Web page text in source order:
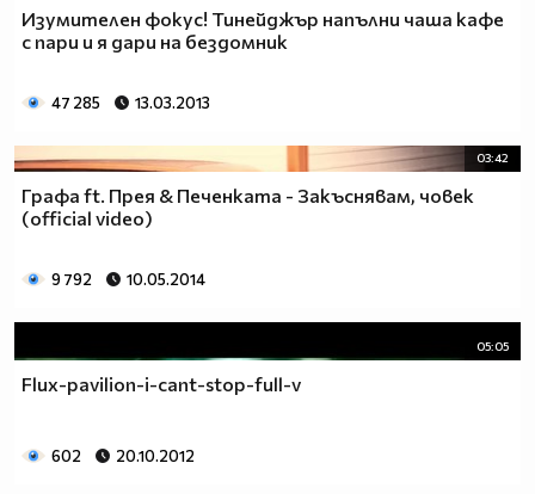
Изумителен фокус! Тинейджър напълни чаша кафе
с пари и я дари на бездомник
47 285 13.03.2013
03:42
Графа ft. Прея & Печенката - Закъснявам, човек
(official video)
9 792 10.05.2014
05:05
Flux-pavilion-i-cant-stop-full-v
602 20.10.2012